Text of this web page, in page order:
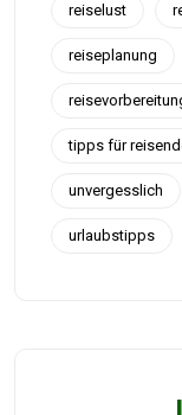
reiselust
reiseplanung
tipps für
unvergesslich
urlaubstipps